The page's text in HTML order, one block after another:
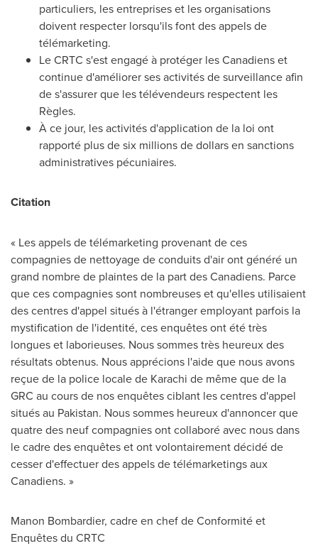
particuliers, les entreprises et les organisations
doivent respecter lorsqu'ils font des appels de
télémarketing.
Le CRTC s'est engagé à protéger les Canadiens et
continue d'améliorer ses activités de surveillance afin
de s'assurer que les télévendeurs respectent les
Règles.
À ce jour, les activités d'application de la loi ont
rapporté plus de six millions de dollars en sanctions
administratives pécuniaires.
Citation
« Les appels de télémarketing provenant de ces
compagnies de nettoyage de conduits d'air ont généré un
grand nombre de plaintes de la part des Canadiens. Parce
que ces compagnies sont nombreuses et qu'elles utilisaient
des centres d'appel situés à l'étranger employant parfois la
mystification de l'identité, ces enquêtes ont été très
longues et laborieuses. Nous sommes très heureux des
résultats obtenus. Nous apprécions l'aide que nous avons
reçue de la police locale de Karachi de même que de la
GRC au cours de nos enquêtes ciblant les centres d'appel
situés au Pakistan. Nous sommes heureux d'annoncer que
quatre des neuf compagnies ont collaboré avec nous dans
le cadre des enquêtes et ont volontairement décidé de
cesser d'effectuer des appels de télémarketings aux
Canadiens. »
Manon Bombardier, cadre en chef de Conformité et
Enquêtes du CRTC